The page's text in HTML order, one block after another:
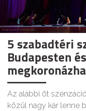
5 szabadtéri
Budapesten
Az alábbi öt
közül nagy kár lenne